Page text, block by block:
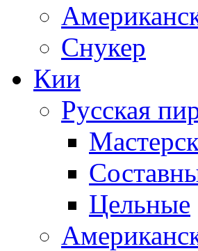
Снукер
Кии
Русская
Цельные